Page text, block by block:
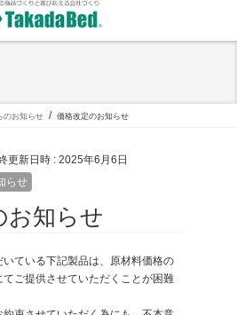
のお知らせ 価格改定のお知らせ
更新日時 : 2025年6月6日
らせ
お知らせ
ている下記製品は、原材料価格の
ご提供させていただくことが困難